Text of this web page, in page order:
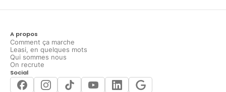
A propos
Comment ça marche
Leasi, en quelques mots
Qui sommes nous
On recrute
Social